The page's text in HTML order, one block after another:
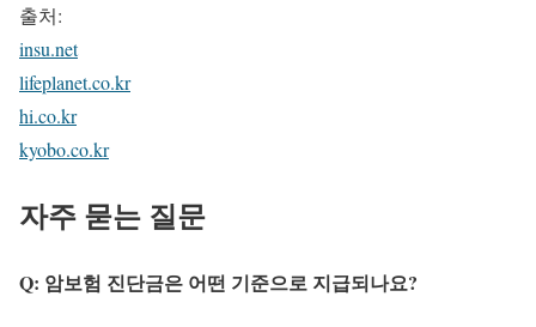
출처:
insu.net
lifeplanet.co.kr
hi.co.kr
kyobo.co.kr
자주 묻는 질문
Q: 암보험 진단금은 어떤 기준으로 지급되나요?